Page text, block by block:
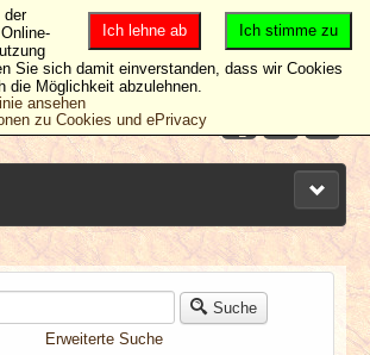
Suche
Erweiterte Suche
Ich stimme zu
Ich lehne ab
der
Sie sich damit einverstanden, dass wir Cookies
die Möglichkeit abzulehnen.
ansehen
zu Cookies und ePrivacy